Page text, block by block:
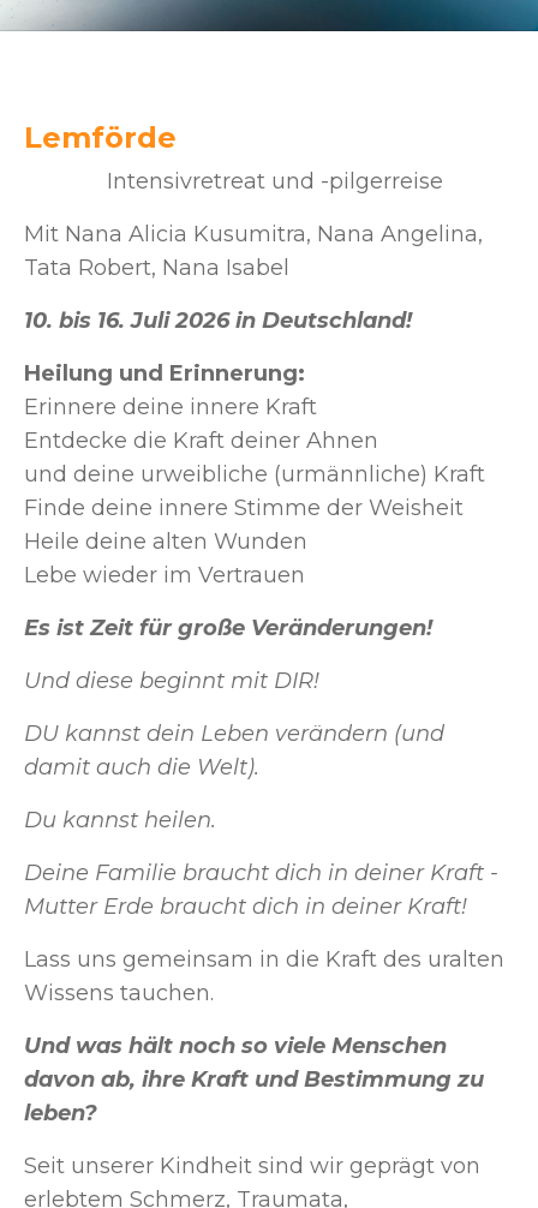
Lemförde
Intensivretreat und -pilgerreise
Mit Nana Alicia Kusumitra, Nana Angelina,
Tata Robert, Nana Isabel
10. bis 16. Juli 2026 in Deutschland!
Heilung und Erinnerung:
Erinnere deine innere Kraft
Entdecke die Kraft deiner Ahnen
und deine urweibliche (urmännliche) Kraft
Finde deine innere Stimme der Weisheit
Heile deine alten Wunden
Lebe wieder im Vertrauen
Es ist Zeit für große Veränderungen!
Und diese beginnt mit DIR!
DU kannst dein Leben verändern (und
damit auch die Welt).
Du kannst heilen.
Deine Familie braucht dich in deiner Kraft -
Mutter Erde braucht dich in deiner Kraft!
Lass uns gemeinsam in die Kraft des uralten
Wissens tauchen.
Und was hält noch so viele Menschen
davon ab, ihre Kraft und Bestimmung zu
leben?
Seit unserer Kindheit sind wir geprägt von
erlebtem Schmerz, Traumata,